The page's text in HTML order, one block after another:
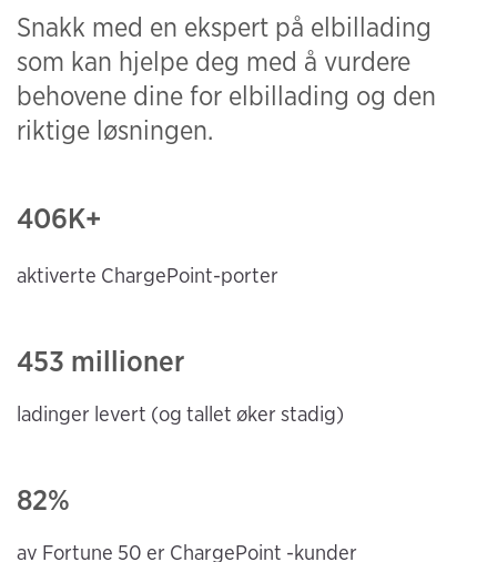
Snakk med en ekspert på elbillading
som kan hjelpe deg med å vurdere
behovene dine for elbillading og den
riktige løsningen.
406K+
aktiverte ChargePoint-porter
453 millioner
ladinger levert (og tallet øker stadig)
82%
av Fortune 50 er ChargePoint -kunder